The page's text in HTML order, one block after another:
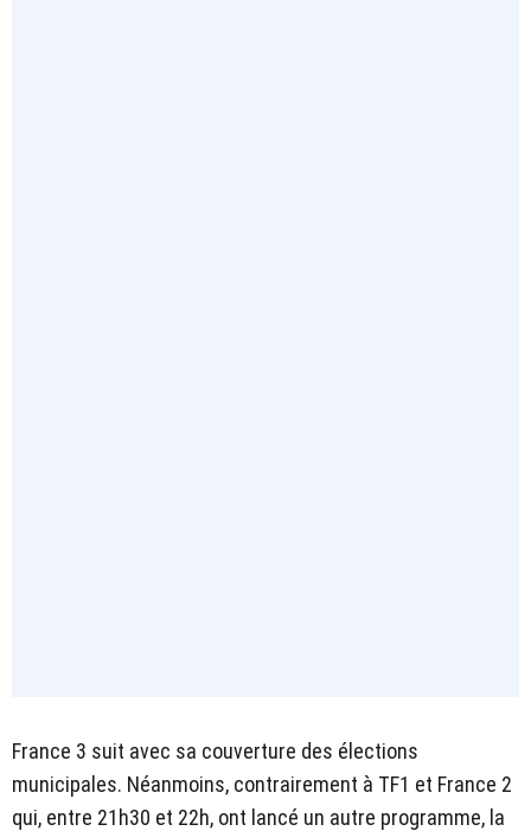
France 3 suit avec sa couverture des élections
municipales. Néanmoins, contrairement à TF1 et France 2
qui, entre 21h30 et 22h, ont lancé un autre programme, la